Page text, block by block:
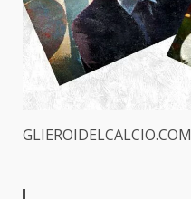
GLIEROIDELCALCIO.COM